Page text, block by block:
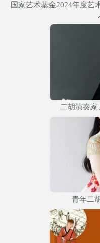
国家艺术基金2024年度艺
二胡演奏
青年二